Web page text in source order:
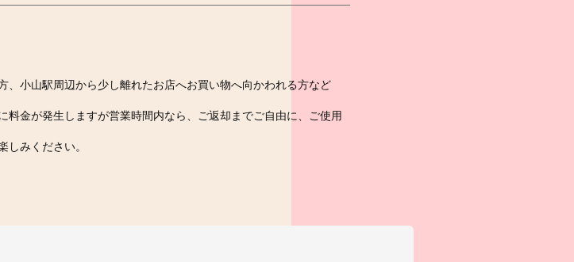
、小山駅周辺から少し離れたお店へお買い物へ向かわれる方など
金が発生しますが営業時間内なら、ご返却までご自由に、ご使用
しみください。